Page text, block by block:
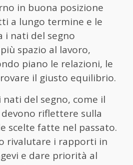
in buona posizione
a lungo termine e le
i nati del segno
spazio al lavoro,
piano le relazioni, le
il giusto equilibrio.
nati del segno, come il
riflettere sulla
scelte fatte nel passato.
rivalutare i rapporti in
e dare priorità al